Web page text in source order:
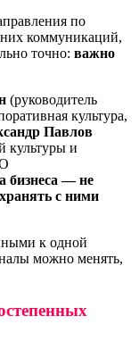
по
коммуникаций,
точно: важно
(руководитель
культура,
Павлов
культуры и
бизнеса — не
с ними
к одной
можно менять,